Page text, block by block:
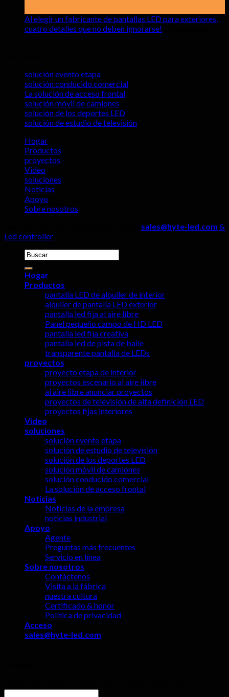
pantallas
LED
Al elegir un fabricante de pantallas LED para exteriores,
cuatro detalles que no deben ignorarse!
fabricante
de
pantallas
LED
para
exteriores,
solución evento etapa
solución conducido comercial
La solución de acceso frontal
solución móvil de camiones
solución de los deportes LED
solución de estudio de televisión
Hogar
Productos
proyectos
Video
soluciones
Noticias
Apoyo
Sobre nosotros
sales@hyte-led.com &
Led controller
Buscar:
Hogar
Productos
pantalla LED de alquiler de interior
alquiler de pantalla LED exterior
pantalla led fija al aire libre
Panel pequeño campo de HD LED
pantalla led fija creativa
pantalla led de pista de baile
transparente pantalla de LEDs
proyectos
proyecto etapa de interior
proyectos escenario al aire libre
al aire libre anunciar proyectos
proyectos de televisión de alta definición LED
proyectos fijas interiores
Video
soluciones
solución evento etapa
solución de estudio de televisión
solución de los deportes LED
solución móvil de camiones
solución conducido comercial
La solución de acceso frontal
Noticias
Noticias de la empresa
noticias industrial
Apoyo
Agente
Preguntas más frecuentes
Servicio en línea
Sobre nosotros
Contáctenos
Visita a la fábrica
nuestra cultura
Certificado & honor
Política de privacidad
Acceso
sales@hyte-led.com